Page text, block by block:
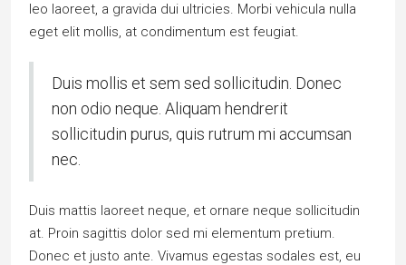
leo laoreet, a gravida dui ultricies. Morbi vehicula nulla
eget elit mollis, at condimentum est feugiat.
Duis mollis et sem sed sollicitudin. Donec
non odio neque. Aliquam hendrerit
sollicitudin purus, quis rutrum mi accumsan
nec.
Duis mattis laoreet neque, et ornare neque sollicitudin
at. Proin sagittis dolor sed mi elementum pretium.
Donec et justo ante. Vivamus egestas sodales est, eu